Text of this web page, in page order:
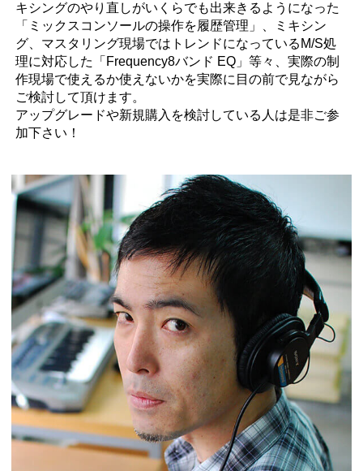
キシングのやり直しがいくらでも出来きるようになった
「ミックスコンソールの操作を履歴管理」、ミキシン
グ、マスタリング現場ではトレンドになっているM/S処
理に対応した「Frequency8バンド EQ」等々、実際の制
作現場で使えるか使えないかを実際に目の前で見ながら
ご検討して頂けます。
アップグレードや新規購入を検討している人は是非ご参
加下さい！